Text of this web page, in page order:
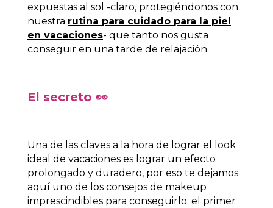
expuestas al sol -claro, protegiéndonos con
nuestra rutina para cuidado para la piel
en vacaciones- que tanto nos gusta
conseguir en una tarde de relajación.
El secreto 👀
Una de las claves a la hora de lograr el look
ideal de vacaciones es lograr un efecto
prolongado y duradero, por eso te dejamos
aquí uno de los consejos de makeup
imprescindibles para conseguirlo: el primer